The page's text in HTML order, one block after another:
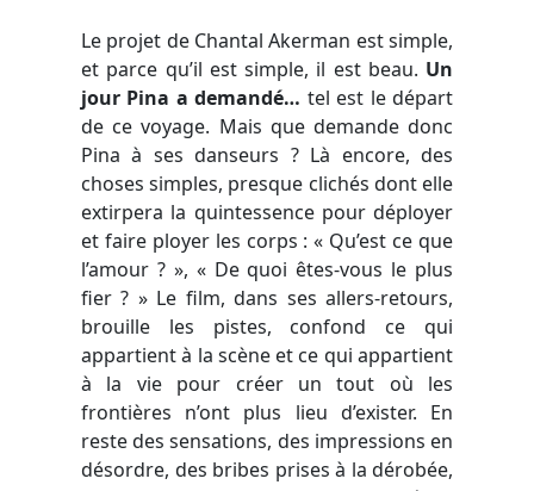
Le projet de Chantal Akerman est simple,
et parce qu’il est simple, il est beau. Un
jour Pina a demandé… tel est le départ
de ce voyage. Mais que demande donc
Pina à ses danseurs ? Là encore, des
choses simples, presque clichés dont elle
extirpera la quintessence pour déployer
et faire ployer les corps : « Qu’est ce que
l’amour ? », « De quoi êtes-vous le plus
fier ? » Le film, dans ses allers-retours,
brouille les pistes, confond ce qui
appartient à la scène et ce qui appartient
à la vie pour créer un tout où les
frontières n’ont plus lieu d’exister. En
reste des sensations, des impressions en
désordre, des bribes prises à la dérobée,